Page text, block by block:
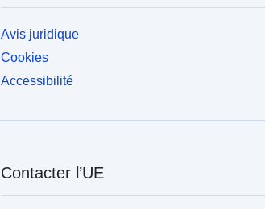
Avis juridique
Cookies
Accessibilité
Contacter l’UE